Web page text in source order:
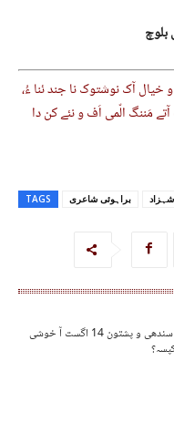
آک نوشتوک نا جند ئنا ءُ،
مَننگ الّمی اَف و نئے کن دا
TAGS براہوئی شاعری
بلوچ، سندھی و پشتون 14 اگست آ خوشی